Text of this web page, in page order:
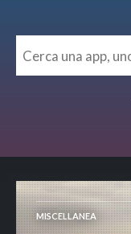
MISCELLANEA